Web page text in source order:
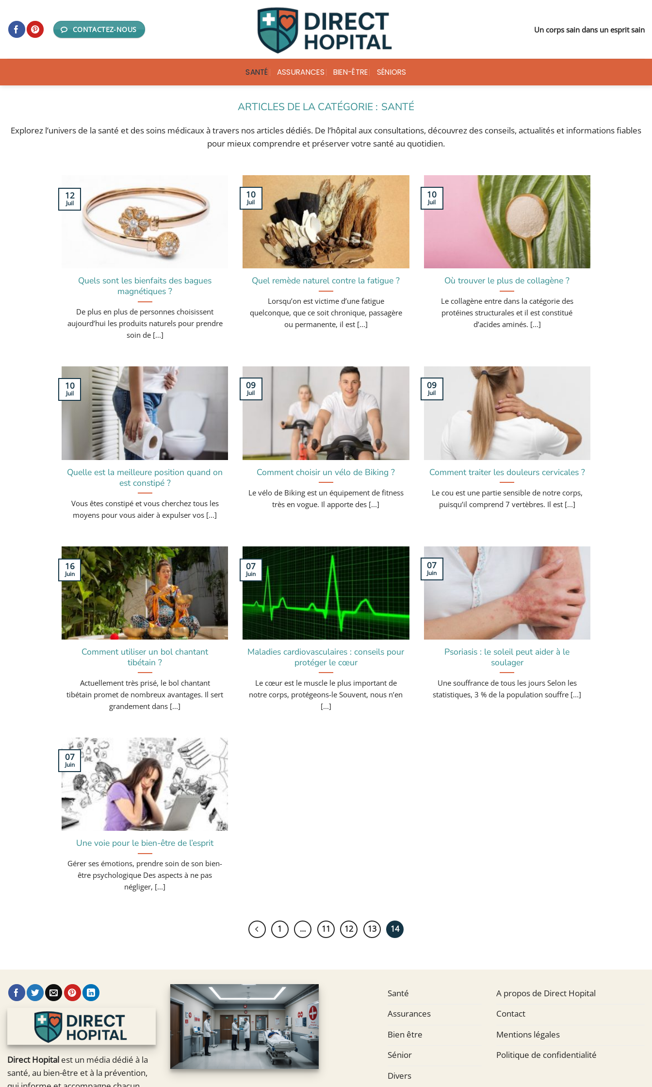
contenu
CONTACTEZ-NOUS Un corps sain dans un esprit sain
SANTÉ ASSURANCES BIEN-ÊTRE SÉNIORS
SANTÉ
Explorez l’univers de la santé et des soins médicaux à travers nos articles dédiés. De l’hôpital aux consultations, découvrez des conseils, actualités et informations fiables
pour mieux comprendre et préserver votre santé au quotidien.
Quels sont les bienfaits des bagues
magnétiques ?
De plus en plus de personnes choisissent
aujourd’hui les produits naturels pour prendre
soin de [...]
12
Juil
Quel remède naturel contre la fatigue ?
Lorsqu’on est victime d’une fatigue
quelconque, que ce soit chronique, passagère
ou permanente, il est [...]
10
Juil
Où trouver le plus de collagène ?
Le collagène entre dans la catégorie des
protéines structurales et il est constitué
d’acides aminés. [...]
10
Juil
Quelle est la meilleure position quand on
est constipé ?
Vous êtes constipé et vous cherchez tous les
moyens pour vous aider à expulser vos [...]
10
Juil
Comment choisir un vélo de Biking ?
Le vélo de Biking est un équipement de fitness
très en vogue. Il apporte des [...]
09
Juil
Comment traiter les douleurs cervicales ?
Le cou est une partie sensible de notre corps,
puisqu’il comprend 7 vertèbres. Il est [...]
09
Juil
Comment utiliser un bol chantant
tibétain ?
Actuellement très prisé, le bol chantant
tibétain promet de nombreux avantages. Il sert
grandement dans [...]
16
Juin
Maladies cardiovasculaires : conseils pour
protéger le cœur
Le cœur est le muscle le plus important de
notre corps, protégeons-le Souvent, nous n’en
[...]
07
Juin
Psoriasis : le soleil peut aider à le
soulager
Une souffrance de tous les jours Selon les
statistiques, 3 % de la population souffre [...]
07
Juin
Une voie pour le bien-être de l’esprit
Gérer ses émotions, prendre soin de son bien-
être psychologique Des aspects à ne pas
négliger, [...]
07
Juin
1 … 11 12 13 14
Direct Hopital est un média dédié à la
santé, au bien-être et à la prévention,
Santé
Assurances
Bien être
Sénior
Divers
A propos de Direct Hopital
Contact
Mentions légales
Politique de confidentialité